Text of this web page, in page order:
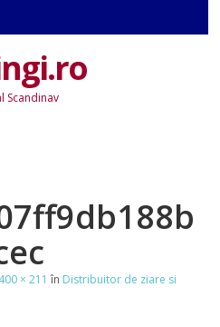
Scandinav
400 × 211 în Distribuitor de ziare si